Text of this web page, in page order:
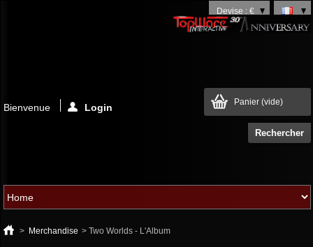
Devise : €
Panier (vide)
Bienvenue Login
> Merchandise > Two Worlds - L'Album